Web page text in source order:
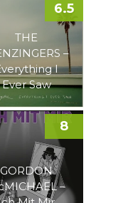
THE
–
I
Ever Saw
6.5
GORDON
–
8